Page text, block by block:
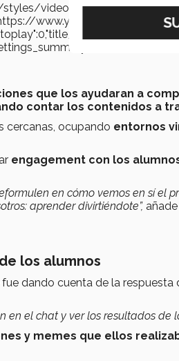
www.youtube.com/
|
que los ayudaran a
contar los contenidos a
cercanas, ocupando entornos
engagement con los
en cómo vemos en sí el
aprender divirtiéndote”,
los alumnos
dando cuenta de la
en el chat y ver los resultados de
y memes que ellos